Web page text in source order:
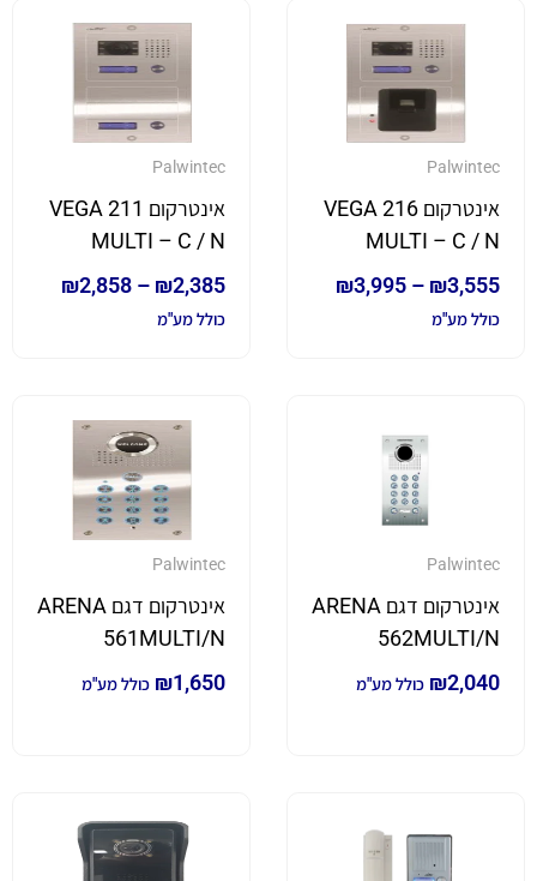
Palwintec
אינטרקום VEGA 216
MULTI – C / N
₪3,555
–
₪3,995
כולל מע"מ
Palwintec
אינטרקום VEGA 211
MULTI – C / N
₪2,385
–
₪2,858
כולל מע"מ
Palwintec
אינטרקום דגם ARENA
562MULTI/N
₪2,040 כולל מע"מ
Palwintec
אינטרקום דגם ARENA
561MULTI/N
₪1,650 כולל מע"מ